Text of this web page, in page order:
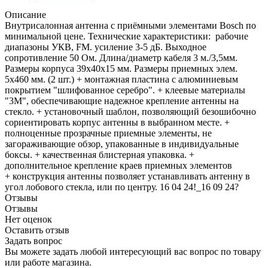
Описание
Внутрисалонная антенна с приёмными элементами Bosch по
минимальной цене. Технические характеристики: рабочие
диапазоны УКВ, FM. усиление 3-5 дБ. Выходное
сопротивление 50 Ом. Длина/диаметр кабеля 3 м./3,5мм.
Размеры корпуса 39х40х15 мм. Размеры приемных элем.
5х460 мм. (2 шт.) + монтажная пластина с алюминиевым
покрытием "шлифованное серебро". + клеевые материалы
"3M", обеспечивающие надежное крепление антенны на
стекло. + установочный шаблон, позволяющий безошибочно
сориентировать корпус антенны в выбранном месте. +
полноценные прозрачные приемные элементы, не
загораживающие обзор, упакованные в индивидуальные
боксы. + качественная блистерная упаковка. +
дополнительное крепление краев приемных элементов
+ конструкция антенны позволяет устанавливать антенну в
угол лобового стекла, или по центру. 16 04 24!_16 09 24?
Отзывы
Отзывы
Нет оценок
Оставить отзыв
Задать вопрос
Вы можете задать любой интересующий вас вопрос по товару
или работе магазина.